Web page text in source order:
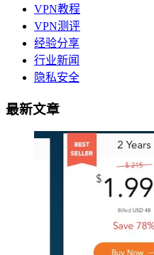
VPN教程
VPN测评
经验分享
行业新闻
隐私安全
最新文章